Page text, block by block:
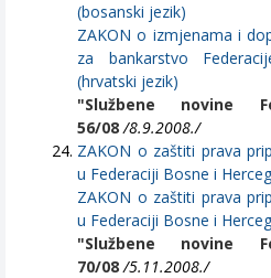
(bosanski jezik)
ZAKON o izmjenama i
za bankarstvo
(hrvatski jezik)
"Službene novine
56/08 /8.9.2008./
ZAKON o zaštiti prava
u Federaciji Bosne i
ZAKON o zaštiti prava
u Federaciji Bosne i
"Službene novine
70/08 /5.11.2008./